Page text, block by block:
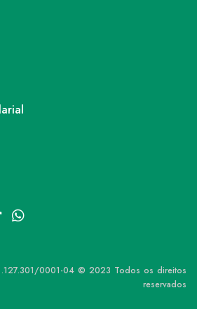
0001-04 © 2023 Todos os direitos
reservados